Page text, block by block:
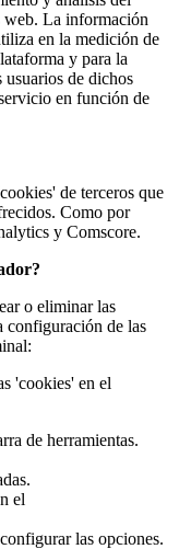
web. La información
en la medición de
y para la
de dichos
en función de
de terceros que
Como por
y Comscore.
o eliminar las
configuración de las
'cookies' en el
de herramientas.
el
las opciones.